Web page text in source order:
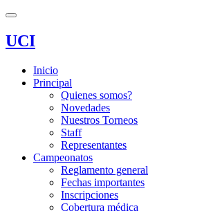
UCI
Inicio
Principal
Quienes somos?
Novedades
Nuestros Torneos
Staff
Representantes
Campeonatos
Reglamento general
Fechas importantes
Inscripciones
Cobertura médica